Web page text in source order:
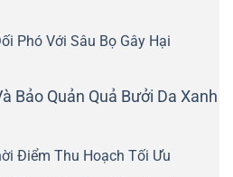
Phó Với Sâu Bọ Gây Hại
Bảo Quản Quả Bưởi Da Xanh
Điểm Thu Hoạch Tối Ưu